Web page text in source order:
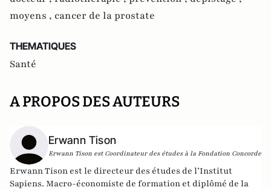
moyens , cancer de la prostate
THEMATIQUES
Santé
A PROPOS DES AUTEURS
Erwann Tison
Erwann Tison est Coordinateur des études à la Fondation Concorde
Erwann Tison est le directeur des études de l’Institut
Sapiens. Macro-économiste de formation et diplômé de la